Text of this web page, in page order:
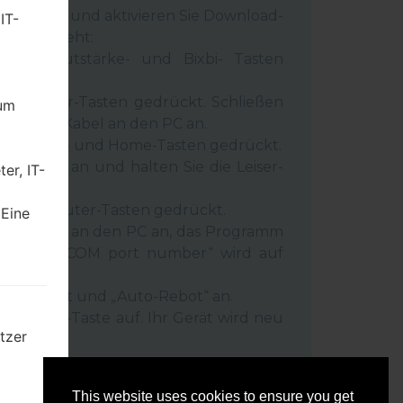
This website uses cookies to ensure you get
aus und aktivieren Sie Download-
es geht:
, Lautstärke- und Bixbi- Tasten
Leiser-Tasten gedrückt. Schließen
USB-Kabel an den PC an.
, Lauter- und Home-Tasten gedrückt.
Kabel an und halten Sie die Leiser-
und Lauter-Tasten gedrückt.
Telefon an den PC an, das Programm
IT-